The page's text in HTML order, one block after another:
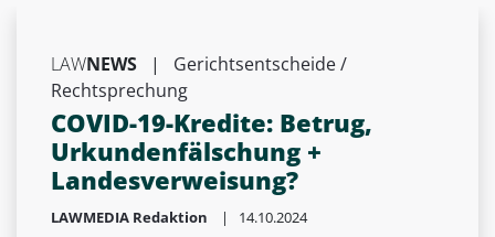
LAWNEWS | Gerichtsentscheide /
Rechtsprechung
COVID-19-Kredite: Betrug,
Urkundenfälschung +
Landesverweisung?
LAWMEDIA Redaktion | 14.10.2024